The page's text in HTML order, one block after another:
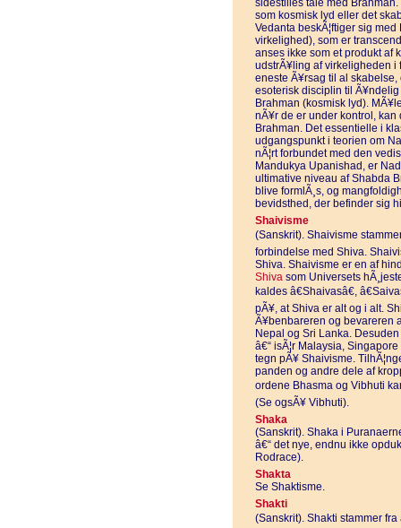
sidestilles tale med
som kosmisk lyd eller det
Vedanta beskÃ¦ftiger sig
virkelighed), som er
anses ikke som et produkt af
udstrÃ¥ling af virkeligheden i
eneste Ã¥rsag til al
esoterisk disciplin til Ã¥ndelig
Brahman (kosmisk lyd).
nÃ¥r de er under kontrol,
Brahman. Det essentielle i
udgangspunkt i teorien om
nÃ¦rt forbundet med den
Mandukya Upanishad, er
ultimative niveau af Shabda
blive formlÃ¸s, og
bevidsthed, der befinder sig
Shaivisme
(Sanskrit). Shaivisme stammer
forbindelse med Shiva.
Shiva. Shaivisme er en af
Shiva som Universets
kaldes â€Shaivasâ€,
pÃ¥, at Shiva er alt og i alt.
Ã¥benbareren og bevareren
Nepal og Sri Lanka.
â€“ isÃ¦r Malaysia,
tegn pÃ¥ Shaivisme.
panden og andre dele af
ordene Bhasma og Vibhuti
(Se ogsÃ¥ Vibhuti).
Shaka
(Sanskrit). Shaka i
â€“ det nye, endnu ikke
Rodrace).
Shakta
Se Shaktisme.
Shakti
(Sanskrit). Shakti stammer fra